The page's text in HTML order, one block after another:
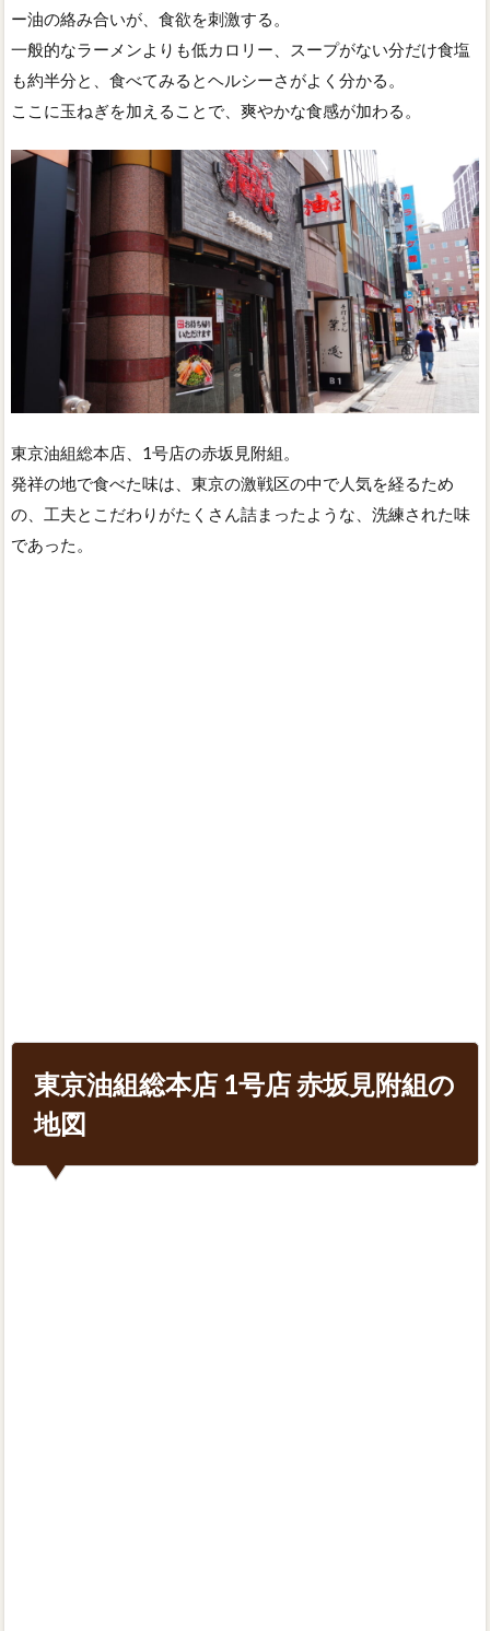
ー油の絡み合いが、食欲を刺激する。
一般的なラーメンよりも低カロリー、スープがない分だけ食塩
も約半分と、食べてみるとヘルシーさがよく分かる。
ここに玉ねぎを加えることで、爽やかな食感が加わる。
東京油組総本店、1号店の赤坂見附組。
発祥の地で食べた味は、東京の激戦区の中で人気を経るため
の、工夫とこだわりがたくさん詰まったような、洗練された味
であった。
東京油組総本店 1号店 赤坂見附組の
地図